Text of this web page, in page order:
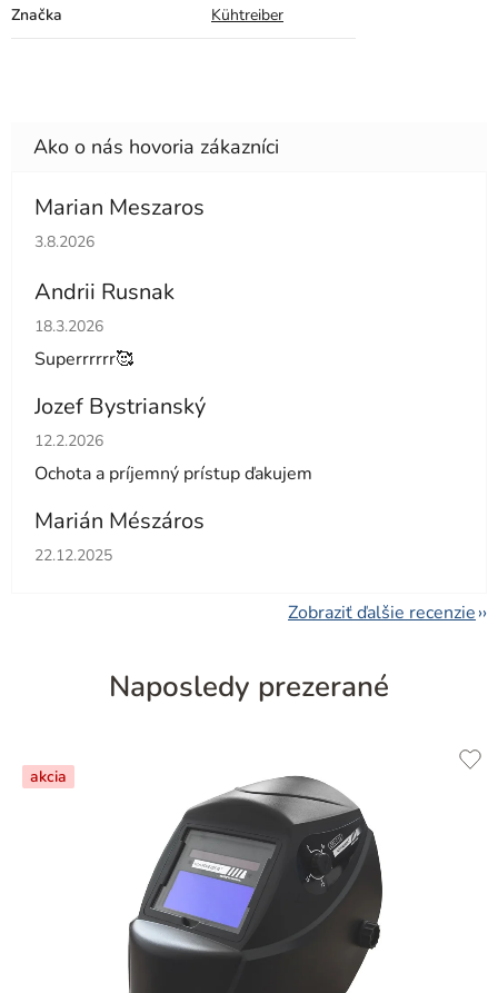
Značka Kühtreiber
Marian Meszaros
Hodnotenie obchodu je 5 z 5 hviezdičiek.
3.8.2026
Andrii Rusnak
Hodnotenie obchodu je 5 z 5 hviezdičiek.
18.3.2026
Superrrrrr🥰
Jozef Bystrianský
Hodnotenie obchodu je 5 z 5 hviezdičiek.
12.2.2026
Ochota a príjemný prístup ďakujem
Marián Mészáros
Hodnotenie obchodu je 5 z 5 hviezdičiek.
22.12.2025
Zobraziť ďalšie recenzie
Naposledy prezerané
akcia